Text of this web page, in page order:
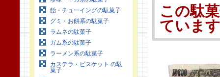
飴・チューイングの駄菓子
グミ・お餅系の駄菓子
ラムネの駄菓子
ガム系の駄菓子
ラーメン系の駄菓子
カステラ・ビスケット の駄
菓子
この駄
ていま